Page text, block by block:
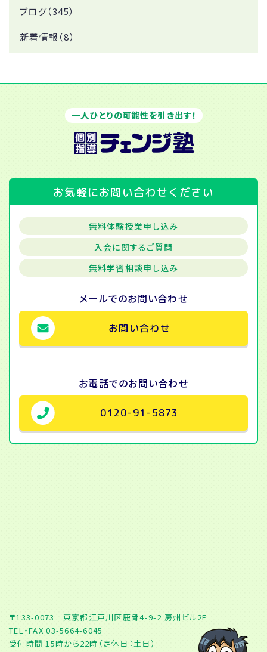
ブログ（345）
新着情報（8）
一人ひとりの可能性を引き出す！
お気軽にお問い合わせください
無料体験授業申し込み
入会に関するご質問
無料学習相談申し込み
メールでのお問い合わせ
お問い合わせ
お電話でのお問い合わせ
0120-91-5873
〒133-0073 東京都江戸川区鹿骨4-9-2 房州ビル2F
TEL・FAX 03-5664-6045
受付時間 15時から22時（定休日：土日）